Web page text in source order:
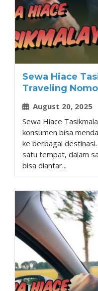
Sewa Hiace
Traveling
August 20, 2025
Sewa Hiace
konsumen bisa
ke berbagai
satu tempat, dalam
bisa diantar...